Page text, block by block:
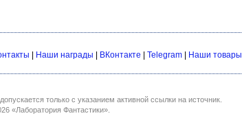
Наши награды ВКонтакте Telegram Наши товары
только с указанием активной ссылки на источник.
«Лаборатория Фантастики».